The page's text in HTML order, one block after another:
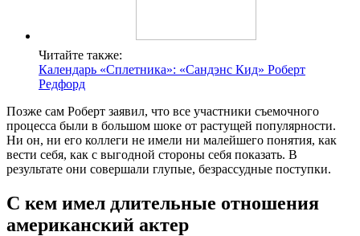
Читайте также:
Календарь «Сплетника»: «Сандэнс Кид» Роберт
Редфорд
Позже сам Роберт заявил, что все участники съемочного
процесса были в большом шоке от растущей популярности.
Ни он, ни его коллеги не имели ни малейшего понятия, как
вести себя, как с выгодной стороны себя показать. В
результате они совершали глупые, безрассудные поступки.
С кем имел длительные отношения
американский актер